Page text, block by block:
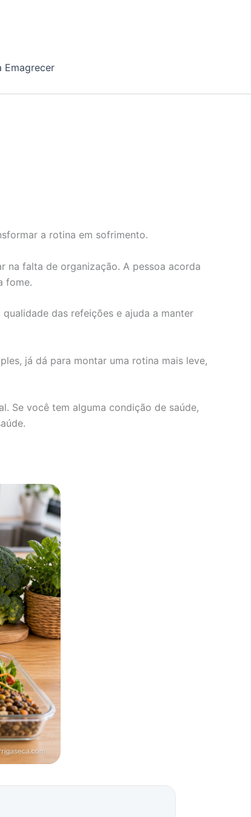
Emagrecer
a rotina em sofrimento.
na falta de organização. A pessoa acorda
fome.
das refeições e ajuda a manter
já dá para montar uma rotina mais leve,
Se você tem alguma condição de saúde,